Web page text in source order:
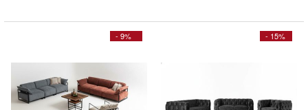
- 9% - 15%